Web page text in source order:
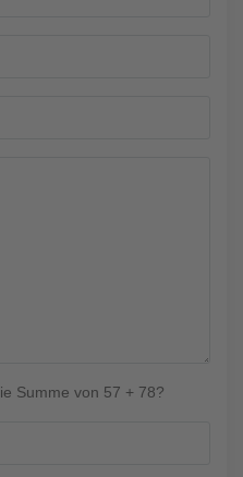
Summe von 57 + 78?